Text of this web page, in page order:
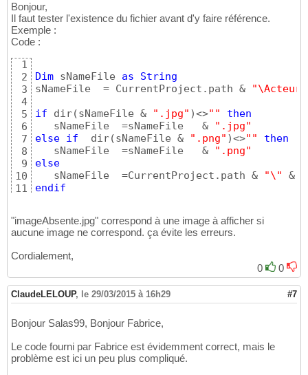
Bonjour,
Il faut tester l'existence du fichier avant d'y faire référence.
Exemple :
Code :
1
2
3
4
5
6
7
8
9
10
11
Dim sNameFile as
String
sNameFile  = CurrentProject.path &
if dir(sNameFile & ".jpg" )<>""
then
   sNameFile  =sNameFile   &
".jpg"
else if
  dir
(sNameFile & ".png" )<>""
then
   sNameFile  =sNameFile   &
".png"
else
   sNameFile  =CurrentProject.path &
"\" &
endif
"imageAbsente.jpg" correspond à une image à afficher si
aucune image ne correspond. ça évite les erreurs.
Cordialement,
0
0
ClaudeLELOUP, le 29/03/2015 à 16h29 #7
Bonjour Salas99, Bonjour Fabrice,
Le code fourni par Fabrice est évidemment correct, mais le
problème est ici un peu plus compliqué.